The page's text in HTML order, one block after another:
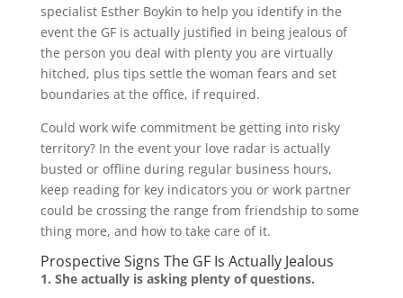
specialist Esther Boykin to help you identify in the
event the GF is actually justified in being jealous of
the person you deal with plenty you are virtually
hitched, plus tips settle the woman fears and set
boundaries at the office, if required.
Could work wife commitment be getting into risky
territory? In the event your love radar is actually
busted or offline during regular business hours,
keep reading for key indicators you or work partner
could be crossing the range from friendship to some
thing more, and how to take care of it.
Prospective Signs The GF Is Actually Jealous
1. She actually is asking plenty of questions.